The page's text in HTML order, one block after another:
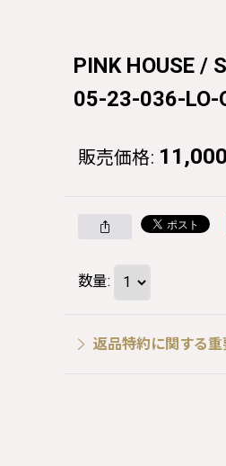
PINK HOUSE /
05-23-036-LO-
販売価格: 11,000
数量:
返品特約に関する重